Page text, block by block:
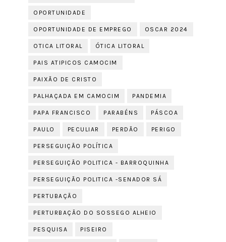
OPORTUNIDADE
OPORTUNIDADE DE EMPREGO OSCAR 2024
OTICA LITORAL ÓTICA LITORAL
PAIS ATIPICOS CAMOCIM
PAIXÃO DE CRISTO
PALHAÇADA EM CAMOCIM PANDEMIA
PAPA FRANCISCO PARABÉNS PÁSCOA
PAULO PECULIAR PERDÃO PERIGO
PERSEGUIÇÃO POLÍTICA
PERSEGUIÇÃO POLITICA - BARROQUINHA
PERSEGUIÇÃO POLITICA -SENADOR SÁ
PERTUBAÇÃO
PERTURBAÇÃO DO SOSSEGO ALHEIO
PESQUISA PISEIRO